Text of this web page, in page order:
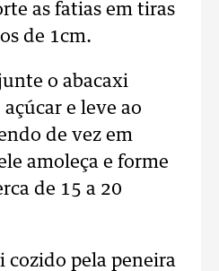
as fatias em tiras
de 1cm.
o abacaxi
e leve ao
de vez em
amoleça e forme
de 15 a 20
cozido pela peneira